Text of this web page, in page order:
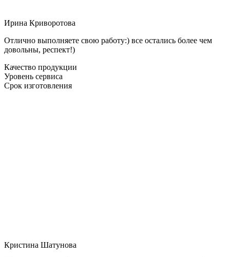
Ирина Криворотова
Отлично выполняете свою работу:) все остались более чем
довольны, респект!)
Качество продукции
Уровень сервиса
Срок изготовления
Кристина Шатунова